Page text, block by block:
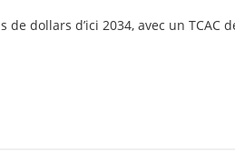
dollars d’ici 2034, avec un TCAC